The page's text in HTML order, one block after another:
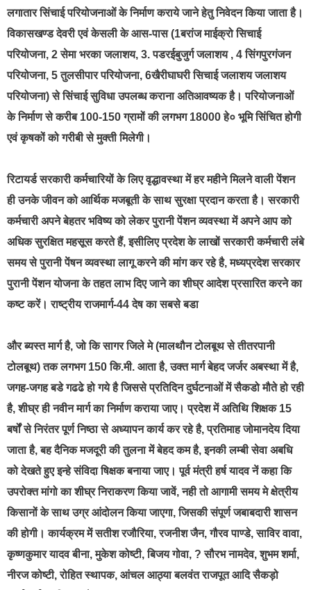
लगातार सिंचाई परियोजनाओं के निर्माण कराये जाने हेतु निवेदन किया जाता है।
विकासखण्ड देवरी एवं केसली के आस-पास (1बरांज माईक्रो सिचाई
परियोजना, 2 सेमा भरका जलाशय, 3. पडरईबुजुर्ग जलाशय , 4 सिंगपुरगंजन
परियोजना, 5 तुलसीपार परियोजना, 6खैरीघाघरी सिचाई जलाशय जलाशय
परियोजना) से सिंचाई सुविधा उपलब्ध कराना अतिआवष्यक है। परियोजनाओं
के निर्माण से करीब 100-150 ग्रामों की लगभग 18000 हे० भूमि सिंचित होगी
एवं कृषकों को गरीबी से मुक्ती मिलेगी।
रिटायर्ड सरकारी कर्मचारियों के लिए वृद्धावस्था में हर महीने मिलने वाली पेंशन
ही उनके जीवन को आर्थिक मजबूती के साथ सुरक्षा प्रदान करता है। सरकारी
कर्मचारी अपने बेहतर भविष्य को लेकर पुरानी पेंशन व्यवस्था में अपने आप को
अधिक सुरक्षित महसूस करते हैं, इसीलिए प्रदेश के लाखों सरकारी कर्मचारी लंबे
समय से पुरानी पेंषन व्यवस्था लागू करने की मांग कर रहे है, मध्यप्रदेश सरकार
पुरानी पेंशन योजना के तहत लाभ दिए जाने का शीघ्र आदेश प्रसारित करने का
कष्ट करें। राष्ट्रीय राजमार्ग-44 देष का सबसे बडा
और ब्यस्त मार्ग है, जो कि सागर जिले मे (मालथौन टोलबूथ से तीतरपानी
टोलबूथ) तक लगभग 150 कि.मी. आता है, उक्त मार्ग बेहद जर्जर अबस्था में है,
जगह-जगह बडे गढढे हो गये है जिससे प्रतिदिन दुर्घटनाओं में सैकडो मौते हो रही
है, शीघ्र ही नवीन मार्ग का निर्माण कराया जाए। प्रदेश में अतिथि शिक्षक 15
बर्षों से निरंतर पूर्ण निष्ठा से अध्यापन कार्य कर रहे है, प्रतिमाह जोमानदेय दिया
जाता है, बह दैनिक मजदूरी की तुलना में बेहद कम है, इनकी लम्बी सेवा अबधि
को देखते हुए इन्हे संविदा षिक्षक बनाया जाए। पूर्व मंत्री हर्ष यादव नें कहा कि
उपरोक्त मांगो का शीघ्र निराकरण किया जावें, नही तो आगामी समय मे क्षेत्रीय
किसानों के साथ उग्र आंदोलन किया जाएगा, जिसकी संपूर्ण जबाबदारी शासन
की होगी। कार्यक्रम में सतीश रजौरिया, रजनीश जैन, गौरव पाण्डे, साविर वावा,
कृष्णकुमार यादव बीना, मुकेश कोष्टी, बिजय गोवा, ? सौरभ नामदेव, शुभम शर्मा,
नीरज कोष्टी, रोहित स्थापक, आंचल आठ्या बलवंत राजपूत आदि सैकड़ो